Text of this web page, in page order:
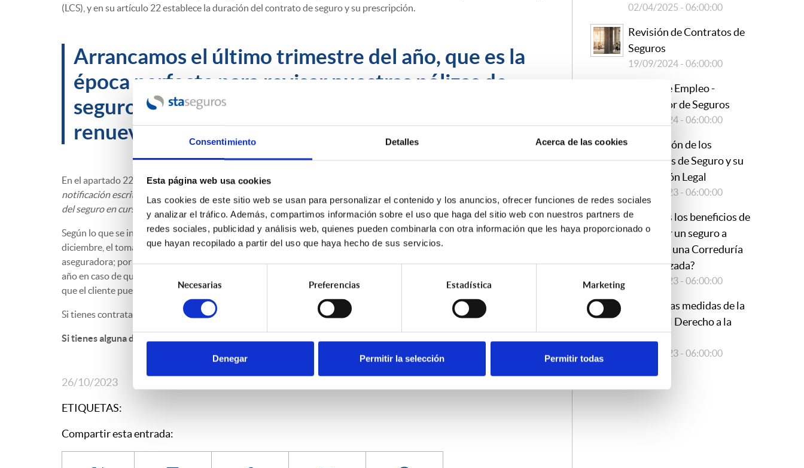
Consentimiento Detalles Acerca de las cookies
Esta página web usa cookies
Las cookies de este sitio web se usan para personalizar el contenido y los anuncios, ofrecer funciones de redes sociales
y analizar el tráfico. Además, compartimos información sobre el uso que haga del sitio web con nuestros partners de
redes sociales, publicidad y análisis web, quienes pueden combinarla con otra información que les haya proporcionado o
que hayan recopilado a partir del uso que haya hecho de sus servicios.
consentimiento
Necesarias Preferencias Estadística Marketing
Denegar Permitir la selección Permitir todas
(LCS), y en su artículo 22 establece la duración del contrato de seguro y su prescripción.
Arrancamos el último trimestre del año, que es la
época perfecta para revisar nuestras pólizas de
seguro ya que, en la mayoría de los casos, se
renuevan el 1 de enero de cada año.
En el apartado 22.2 LCS, se establece que“Las partes pueden oponerse a la prórroga del contrato mediante una
notificación escrita a la otra parte, efectuada con un plazo de, al menos, un mes de anticipación a la conclusión del período
del seguro en curso cuando quien se oponga a la prórroga sea el tomador, y de dos meses cuando sea el asegurador.”
Según lo que se indica en dicho apartado, y suponiendo que la póliza de seguro tenga como fecha de vencimiento el 31 de
diciembre, el tomador de la póliza tiene de plazo hasta el 30 de noviembre para comunicar la baja a la compañía
aseguradora; por otro lado, la compañía aseguradora, tiene que comunicar las condiciones de renovación para el siguiente
año en caso de que haya modificaciones en el contrato, tanto en prima como en coberturas, antes del 31 de octubre, para
que el cliente pueda valorar sus opciones de continuar con dicha compañía o cambiar a otra.
Si tienes contratada una póliza de seguro, ten en cuenta esta información de cara a la renovación de la misma.
Si tienes alguna duda o quieres ampliar información,
26/10/2023
ETIQUETAS:
Compartir esta entrada:
02/04/2025 - 06:00:00
Revisión de Contratos de
Seguros
19/09/2024 - 06:00:00
Oferta de Empleo -
Suscriptor de Seguros
29/08/2024 - 06:00:00
Renovación de los
Contratos de Seguro y su
Regulación Legal
26/10/2023 - 06:00:00
¿Conoces los beneficios de
contratar un seguro a
través de una Correduría
especializada?
15/09/2023 - 06:00:00
Novedosas medidas de la
Ley por el Derecho a la
23/05/2023 - 06:00:00